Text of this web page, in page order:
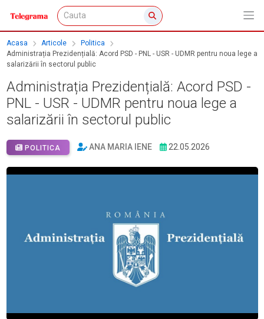
Acasa Articole
Politica
Administrația Prezidențială: Acord PSD - PNL - USR - UDMR pentru noua lege a
salarizării în sectorul public
Administrația Prezidențială: Acord PSD -
PNL - USR - UDMR pentru noua lege a
salarizării în sectorul public
POLITICA ANA MARIA IENE 22.05.2026